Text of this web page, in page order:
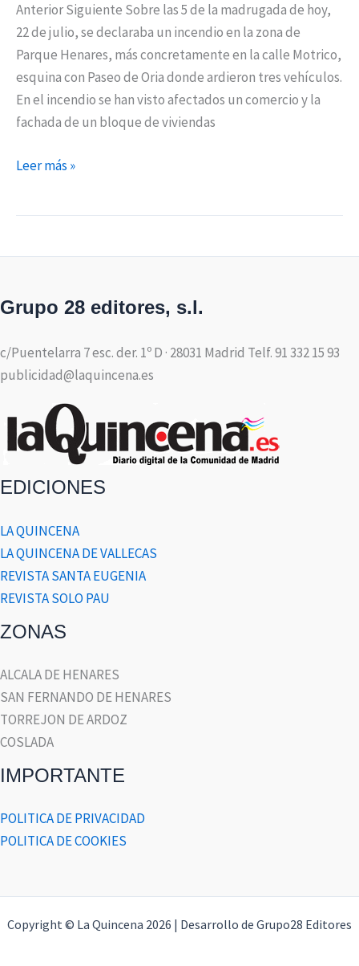
Anterior Siguiente Sobre las 5 de la madrugada de hoy,
22 de julio, se declaraba un incendio en la zona de
Parque Henares, más concretamente en la calle Motrico,
esquina con Paseo de Oria donde ardieron tres vehículos.
En el incendio se han visto afectados un comercio y la
fachada de un bloque de viviendas
Leer más »
Grupo 28 editores, s.l.
c/Puentelarra 7 esc. der. 1º D · 28031 Madrid Telf. 91 332 15 93
publicidad@laquincena.es
EDICIONES
LA QUINCENA
LA QUINCENA DE VALLECAS
REVISTA SANTA EUGENIA
REVISTA SOLO PAU
ZONAS
ALCALA DE HENARES
SAN FERNANDO DE HENARES
TORREJON DE ARDOZ
COSLADA
IMPORTANTE
POLITICA DE PRIVACIDAD
POLITICA DE COOKIES
Copyright © La Quincena 2026 | Desarrollo de Grupo28 Editores